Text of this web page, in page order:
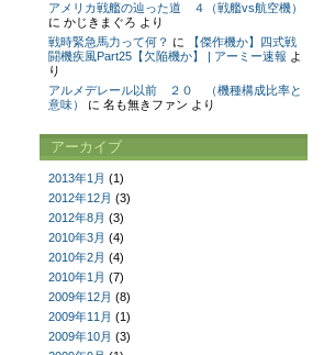
アメリカ戦艦の辿った道 ４（戦艦vs航空機）
に かじきまぐろ より
戦時緊急馬力って何？ に
【傑作機か】四式戦
闘機疾風Part25【欠陥機か】 | アーミー速報 よ
り
アルメデレール以前 ２０ （機種構成比率と
意味）
に 名も無きファン より
アーカイブ
2013年1月 (1)
2012年12月 (3)
2012年8月 (3)
2010年3月 (4)
2010年2月 (4)
2010年1月 (7)
2009年12月 (8)
2009年11月 (1)
2009年10月 (3)